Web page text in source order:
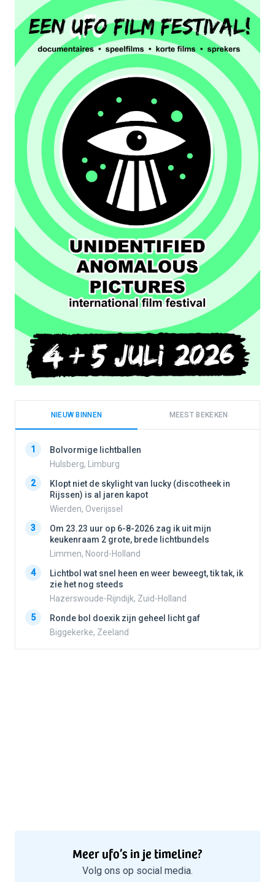
NIEUW BINNEN MEEST BEKEKEN
1
Bolvormige lichtballen
Hulsberg, Limburg
2
Klopt niet de skylight van lucky (discotheek in
Rijssen) is al jaren kapot
Wierden, Overijssel
3
Om 23.23 uur op 6-8-2026 zag ik uit mijn
keukenraam 2 grote, brede lichtbundels
Limmen, Noord-Holland
4
Lichtbol wat snel heen en weer beweegt, tik tak, ik
zie het nog steeds
Hazerswoude-Rijndijk, Zuid-Holland
5
Ronde bol doexik zijn geheel licht gaf
Biggekerke, Zeeland
Meer ufo’s in je timeline?
Volg ons op social media.